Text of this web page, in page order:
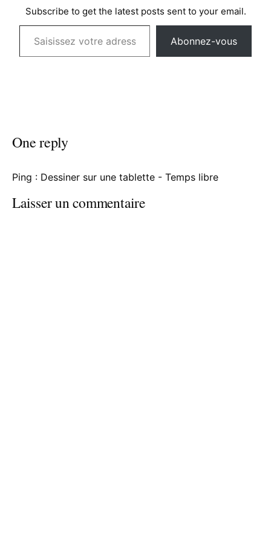
Subscribe to get the latest posts sent to your email.
Saisissez votre adresse e-mail…
Abonnez-vous
One reply
Ping : Dessiner sur une tablette - Temps libre
Laisser un commentaire